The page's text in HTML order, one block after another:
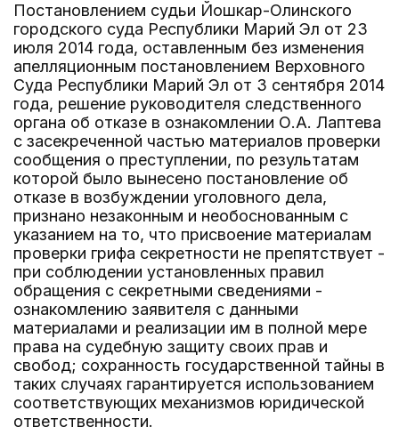
Постановлением судьи Йошкар-Олинского
городского суда Республики Марий Эл от 23
июля 2014 года, оставленным без изменения
апелляционным постановлением Верховного
Суда Республики Марий Эл от 3 сентября 2014
года, решение руководителя следственного
органа об отказе в ознакомлении О.А. Лаптева
с засекреченной частью материалов проверки
сообщения о преступлении, по результатам
которой было вынесено постановление об
отказе в возбуждении уголовного дела,
признано незаконным и необоснованным с
указанием на то, что присвоение материалам
проверки грифа секретности не препятствует -
при соблюдении установленных правил
обращения с секретными сведениями -
ознакомлению заявителя с данными
материалами и реализации им в полной мере
права на судебную защиту своих прав и
свобод; сохранность государственной тайны в
таких случаях гарантируется использованием
соответствующих механизмов юридической
ответственности.